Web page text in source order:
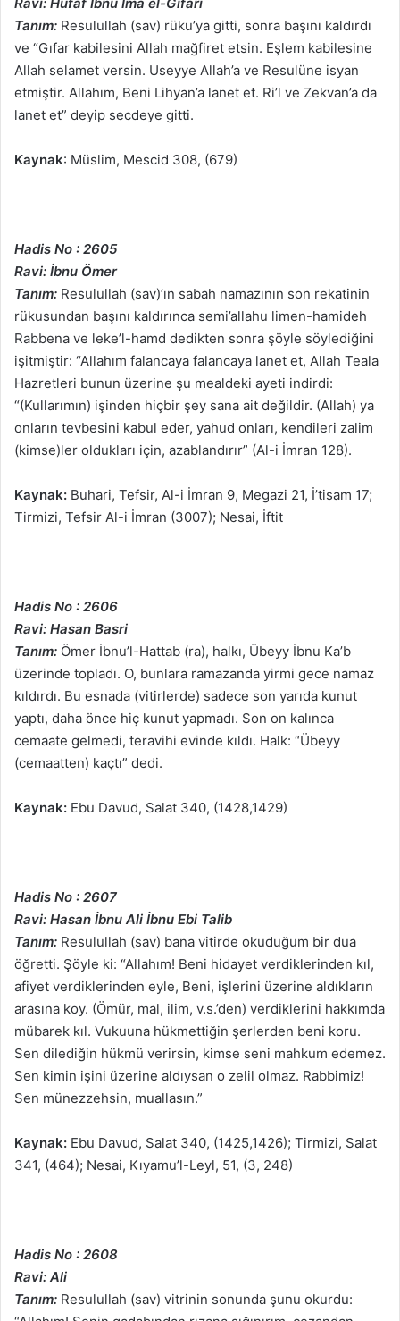
Tanım: Resulullah (sav) rüku’ya gitti, sonra başını kaldırdı
ve “Gıfar kabilesini Allah mağfiret etsin. Eşlem kabilesine
Allah selamet versin. Useyye Allah’a ve Resulüne isyan
etmiştir. Allahım, Beni Lihyan’a lanet et. Ri’l ve Zekvan’a da
lanet et” deyip secdeye gitti.
Kaynak: Müslim, Mescid 308, (679)
Hadis No : 2605
Ravi: İbnu Ömer
Tanım: Resulullah (sav)’ın sabah namazının son rekatinin
rükusundan başını kaldırınca semi’allahu limen-hamideh
Rabbena ve leke’l-hamd dedikten sonra şöyle söylediğini
işitmiştir: “Allahım falancaya falancaya lanet et, Allah Teala
Hazretleri bunun üzerine şu mealdeki ayeti indirdi:
“(Kullarımın) işinden hiçbir şey sana ait değildir. (Allah) ya
onların tevbesini kabul eder, yahud onları, kendileri zalim
(kimse)ler oldukları için, azablandırır” (Al-i İmran 128).
Kaynak: Buhari, Tefsir, Al-i İmran 9, Megazi 21, İ’tisam 17;
Tirmizi, Tefsir Al-i İmran (3007); Nesai, İftit
Hadis No : 2606
Ravi: Hasan Basri
Tanım: Ömer İbnu’l-Hattab (ra), halkı, Übeyy İbnu Ka’b
üzerinde topladı. O, bunlara ramazanda yirmi gece namaz
kıldırdı. Bu esnada (vitirlerde) sadece son yarıda kunut
yaptı, daha önce hiç kunut yapmadı. Son on kalınca
cemaate gelmedi, teravihi evinde kıldı. Halk: “Übeyy
(cemaatten) kaçtı” dedi.
Kaynak: Ebu Davud, Salat 340, (1428,1429)
Hadis No : 2607
Ravi: Hasan İbnu Ali İbnu Ebi Talib
Tanım: Resulullah (sav) bana vitirde okuduğum bir dua
öğretti. Şöyle ki: “Allahım! Beni hidayet verdiklerinden kıl,
afiyet verdiklerinden eyle, Beni, işlerini üzerine aldıkların
arasına koy. (Ömür, mal, ilim, v.s.’den) verdiklerini hakkımda
mübarek kıl. Vukuuna hükmettiğin şerlerden beni koru.
Sen dilediğin hükmü verirsin, kimse seni mahkum edemez.
Sen kimin işini üzerine aldıysan o zelil olmaz. Rabbimiz!
Sen münezzehsin, muallasın.”
Kaynak: Ebu Davud, Salat 340, (1425,1426); Tirmizi, Salat
341, (464); Nesai, Kıyamu’l-Leyl, 51, (3, 248)
Hadis No : 2608
Ravi: Ali
Tanım: Resulullah (sav) vitrinin sonunda şunu okurdu: